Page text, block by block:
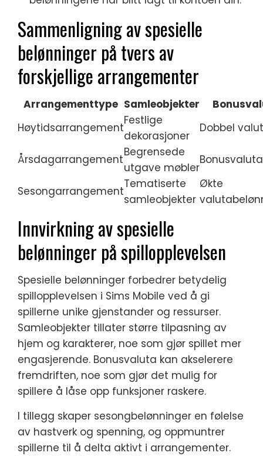
Sammenligning av spesielle
belønninger på tvers av
forskjellige arrangementer
Arrangementtype Samleobjekter
Høytidsarrangement
Festlige
dekorasjoner
Dobbel
Årsdagarrangement
Begrensede
utgave møbler
Bonusvaluta
Sesongarrangement
Tematiserte
samleobjekter
Økte
Innvirkning av spesielle
belønninger på spillopplevelsen
Spesielle belønninger forbedrer betydelig
spillopplevelsen i Sims Mobile ved å gi
spillerne unike gjenstander og ressurser.
Samleobjekter tillater større tilpasning av
hjem og karakterer, noe som gjør spillet mer
engasjerende. Bonusvaluta kan akselerere
fremdriften, noe som gjør det mulig for
spillere å låse opp funksjoner raskere.
I tillegg skaper sesongbelønninger en følelse
av hastverk og spenning, og oppmuntrer
spillerne til å delta aktivt i arrangementer.